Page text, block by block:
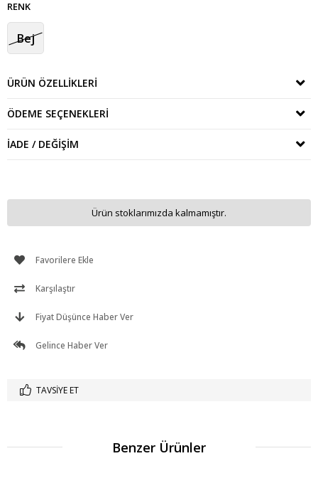
RENK
Bej
ÜRÜN ÖZELLIKLERI
ÖDEME SEÇENEKLERI
İADE / DEĞIŞIM
Ürün stoklarımızda kalmamıştır.
Favorilere Ekle
Karşılaştır
Fiyat Düşünce Haber Ver
Gelince Haber Ver
TAVSIYE ET
Benzer Ürünler